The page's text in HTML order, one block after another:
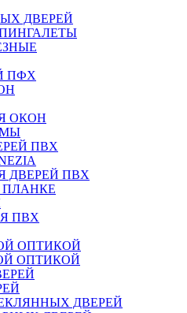
ДВЕРЕЙ
ПФХ
ОКОН
ПВХ
ДВЕРЕЙ ПВХ
ПЛАНКЕ
ПВХ
ОПТИКОЙ
ОПТИКОЙ
ДВЕРЕЙ